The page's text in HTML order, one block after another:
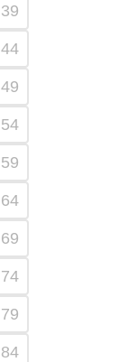
39
44
49
54
59
64
69
74
79
84